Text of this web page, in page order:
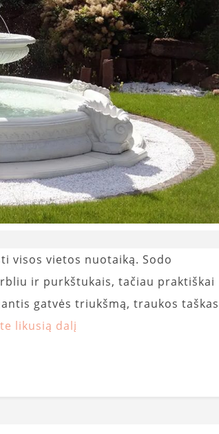
visos vietos nuotaiką. Sodo
ir purkštukais, tačiau praktiškai
gatvės triukšmą, traukos taškas
likusią dalį